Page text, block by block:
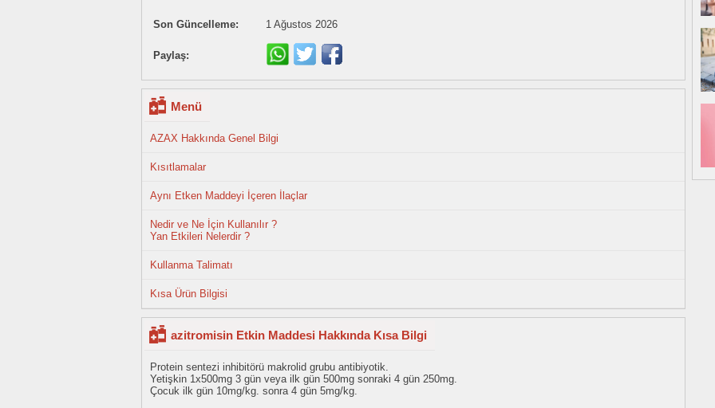
Son Güncelleme: 1 Ağustos 2026
Paylaş:
Menü
AZAX Hakkında Genel Bilgi
Kısıtlamalar
Aynı Etken Maddeyi İçeren İlaçlar
Nedir ve Ne İçin Kullanılır ?
Yan Etkileri Nelerdir ?
Kullanma Talimatı
Kısa Ürün Bilgisi
azitromisin Etkin Maddesi Hakkında Kısa Bilgi
Protein sentezi inhibitörü makrolid grubu antibiyotik.
Yetişkin 1x500mg 3 gün veya ilk gün 500mg sonraki 4 gün 250mg.
Çocuk ilk gün 10mg/kg. sonra 4 gün 5mg/kg.